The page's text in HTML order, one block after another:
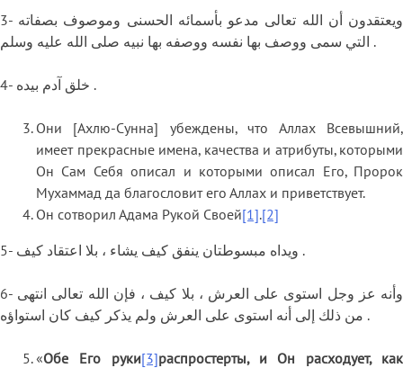
3- ويعتقدون أن الله تعالى مدعو بأسمائه الحسنى وموصوف بصفاته
التي سمى ووصف بها نفسه ووصفه بها نبيه صلى الله عليه وسلم .
4- خلق آدم بيده .
Они [Ахлю-Сунна] убеждены, что Аллах Всевышний,
имеет прекрасные имена, качества и атрибуты, которыми
Он Сам Себя описал и которыми описал Его, Пророк
Мухаммад да благословит его Аллах и приветствует.
Он сотворил Адама Рукой Своей[1].[2]
5- ويداه مبسوطتان ينفق كيف يشاء ، بلا اعتقاد كيف .
6- وأنه عز وجل استوى على العرش ، بلا كيف ، فإن الله تعالى انتهى
من ذلك إلى أنه استوى على العرش ولم يذكر كيف كان استواؤه .
«Обе Его руки[3]распростерты, и Он расходует, как